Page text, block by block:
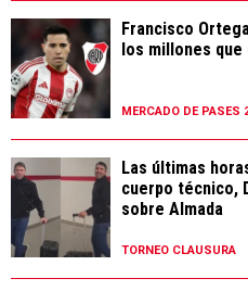
Francisco
los millones
MERCADO DE PASES
Las últimas
cuerpo técnico,
sobre Almada
TORNEO CLAUSURA